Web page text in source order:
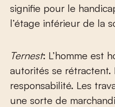
signifie pour le
l’étage inférieur de la
Ternest: L’homme est
autorités se rétractent.
responsabilité. Les
une sorte de